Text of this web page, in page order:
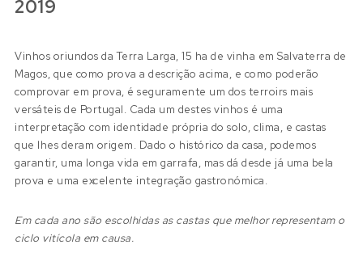
2019
Vinhos oriundos da Terra Larga, 15 ha de vinha em Salvaterra de
Magos, que como prova a descrição acima, e como poderão
comprovar em prova, é seguramente um dos terroirs mais
versáteis de Portugal. Cada um destes vinhos é uma
interpretação com identidade própria do solo, clima, e castas
que lhes deram origem. Dado o histórico da casa, podemos
garantir, uma longa vida em garrafa, mas dá desde já uma bela
prova e uma excelente integração gastronómica.
Em cada ano são escolhidas as castas que melhor representam o
ciclo vitícola em causa.